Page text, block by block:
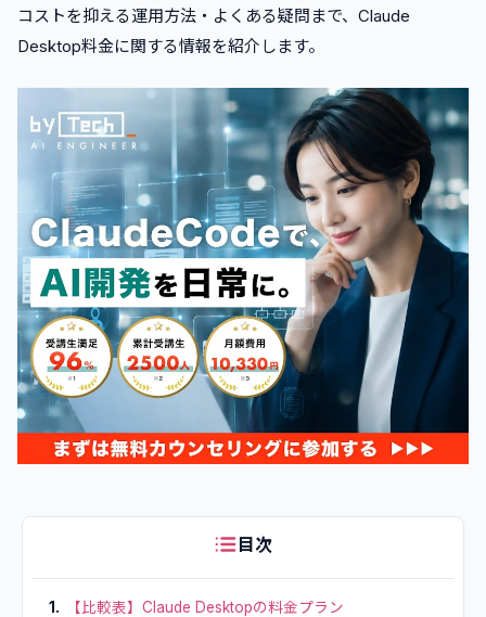
コストを抑える運用方法・よくある疑問まで、Claude
Desktop料金に関する情報を紹介します。
目次
1 .
【比較表】Claude Desktopの料金プラン